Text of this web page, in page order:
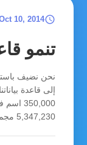
schedule
10, 2014
تنمو
نحن نضيف
5,347,230 مجموعة بيانات. مع 68,077...